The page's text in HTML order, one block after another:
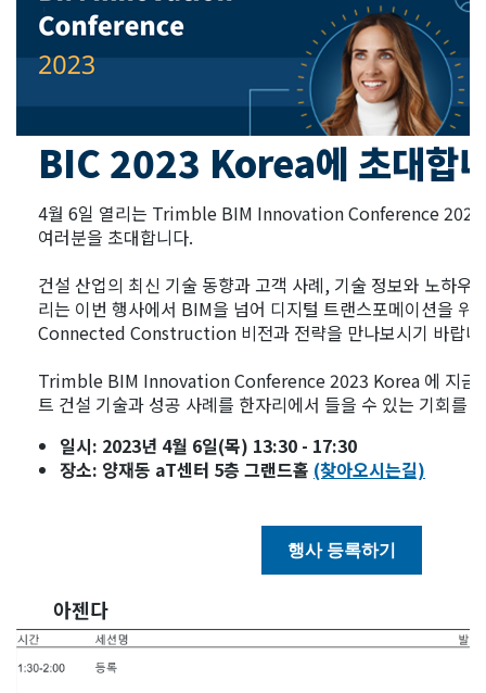
BIC 2023 Korea에 초대합
4월 6일 열리는 Trimble BIM Innovation Conference
여러분을 초대합니다.
건설 산업의 최신 기술 동향과 고객 사례, 기술 정보와 노하우
리는 이번 행사에서 BIM을 넘어 디지털 트랜스포메이션을 위
Connected Construction 비전과 전략을 만나보시기 바랍니
Trimble BIM Innovation Conference 2023 Korea 에 지금
트 건설 기술과 성공 사례를 한자리에서 들을 수 있는 기회를
일시: 2023년 4월 6일(목) 13:30 - 17:30
장소: 양재동 aT센터 5층 그랜드홀 (찾아오시는길)
행사 등록하기
아젠다